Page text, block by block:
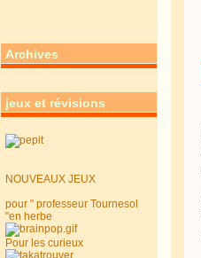
Archives
jeux et révisions
NOUVEAUX JEUX
pour " professeur Tournesol
"en herbe
Pour les curieux